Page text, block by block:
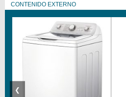
CONTENIDO EXTERNO
❮